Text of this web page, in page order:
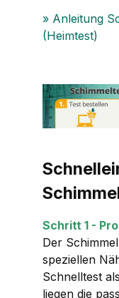
» Anleitung
(Heimtest)
Schritt 1 -
Der
speziellen
Schnelltest
liegen die